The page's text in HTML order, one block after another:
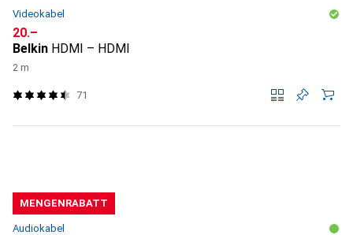
Videokabel
CHF
20.–
Belkin HDMI – HDMI
2 m
71
MENGENRABATT
Audiokabel